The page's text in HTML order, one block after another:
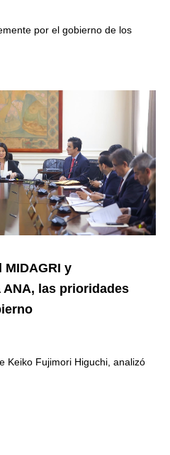
por el gobierno de los
y
las prioridades
Keiko Fujimori Higuchi, analizó